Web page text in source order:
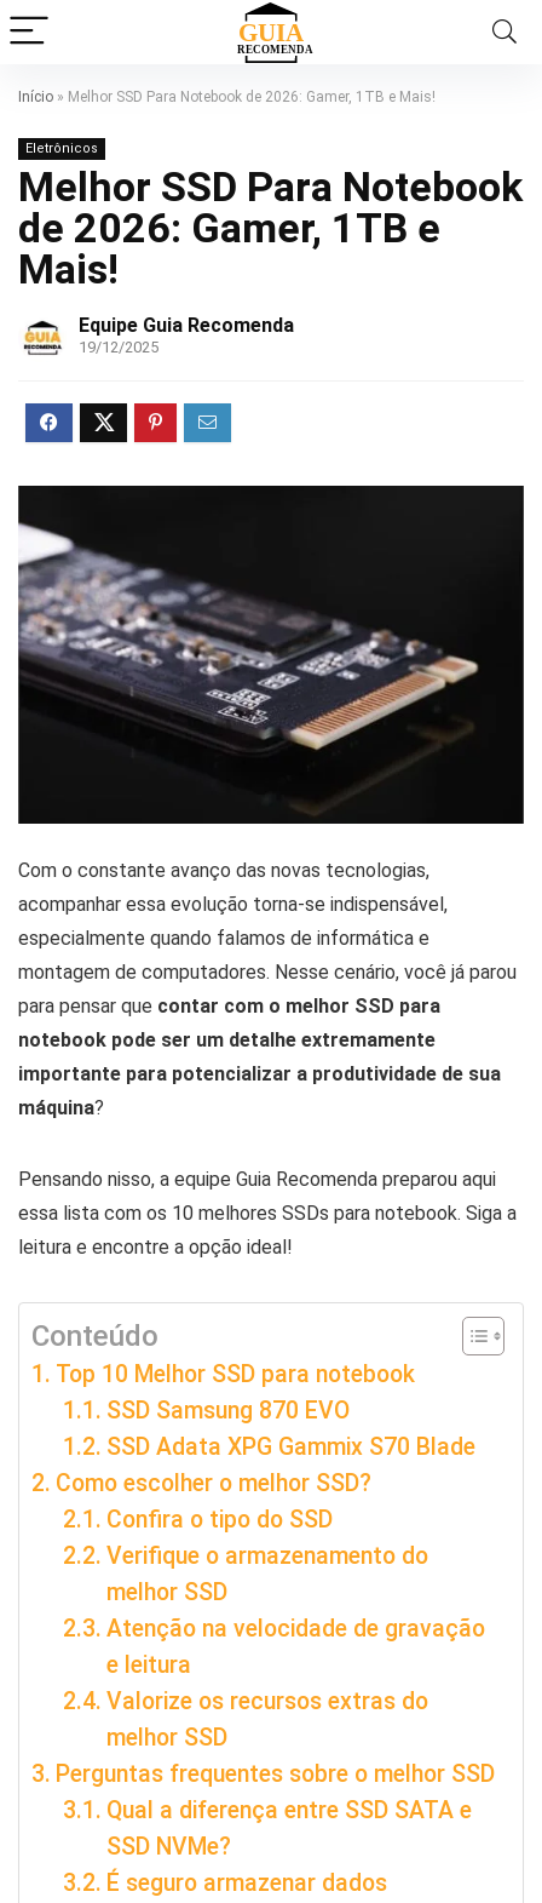
Início » Melhor SSD Para Notebook de 2026: Gamer, 1TB e Mais!
Eletrônicos
Melhor SSD Para Notebook
de 2026: Gamer, 1TB e
Mais!
Equipe Guia Recomenda
19/12/2025
Com o constante avanço das novas tecnologias,
acompanhar essa evolução torna-se indispensável,
especialmente quando falamos de informática e
montagem de computadores. Nesse cenário, você já parou
para pensar que contar com o melhor SSD para
notebook pode ser um detalhe extremamente
importante para potencializar a produtividade de sua
máquina?
Pensando nisso, a equipe Guia Recomenda preparou aqui
essa lista com os 10 melhores SSDs para notebook. Siga a
leitura e encontre a opção ideal!
Conteúdo
Top 10 Melhor SSD para notebook
SSD Samsung 870 EVO
SSD Adata XPG Gammix S70 Blade
Como escolher o melhor SSD?
Confira o tipo do SSD
Verifique o armazenamento do
melhor SSD
Atenção na velocidade de gravação
e leitura
Valorize os recursos extras do
melhor SSD
Perguntas frequentes sobre o melhor SSD
Qual a diferença entre SSD SATA e
SSD NVMe?
É seguro armazenar dados